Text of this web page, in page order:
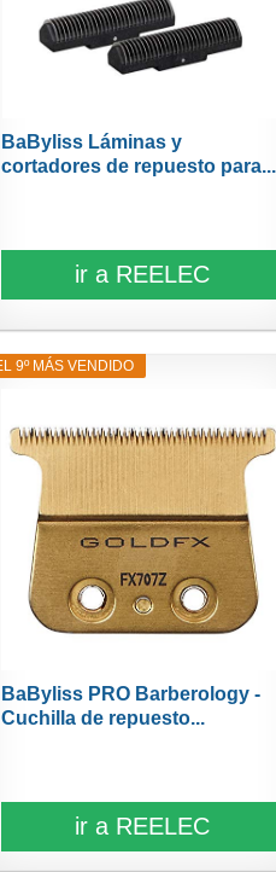
BaByliss Láminas y
cortadores de repuesto para...
ir a REELEC
9º MÁS VENDIDO
BaByliss PRO Barberology -
Cuchilla de repuesto...
ir a REELEC